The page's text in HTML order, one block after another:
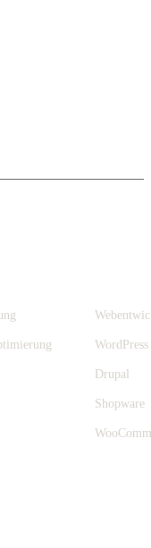
WordPress
Drupal
Shopware